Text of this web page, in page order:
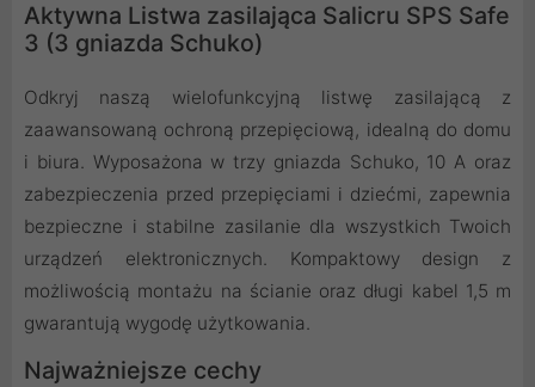
Aktywna Listwa zasilająca Salicru SPS Safe
3 (3 gniazda Schuko)
Odkryj naszą wielofunkcyjną listwę zasilającą z
zaawansowaną ochroną przepięciową, idealną do domu
i biura. Wyposażona w trzy gniazda Schuko, 10 A oraz
zabezpieczenia przed przepięciami i dziećmi, zapewnia
bezpieczne i stabilne zasilanie dla wszystkich Twoich
urządzeń elektronicznych. Kompaktowy design z
możliwością montażu na ścianie oraz długi kabel 1,5 m
gwarantują wygodę użytkowania.
Najważniejsze cechy